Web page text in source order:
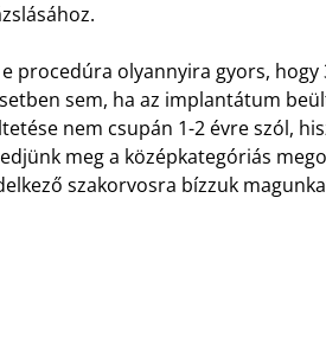
procedúra olyannyira gyors,
sem, ha az implantátum
nem csupán 1-2 évre szól,
meg a középkategóriás
szakorvosra bízzuk